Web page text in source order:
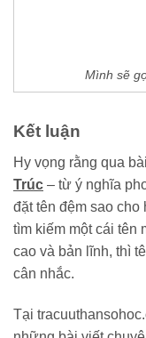
Mình sẽ
Kết luận
Hy vọng rằng qua
Trúc – từ ý nghĩa
đặt tên đệm sao
tìm kiếm một cái tên
cao và bản lĩnh, thì
cân nhắc.
Tại